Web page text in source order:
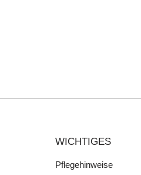
WICHTIGES
Pflegehinweise